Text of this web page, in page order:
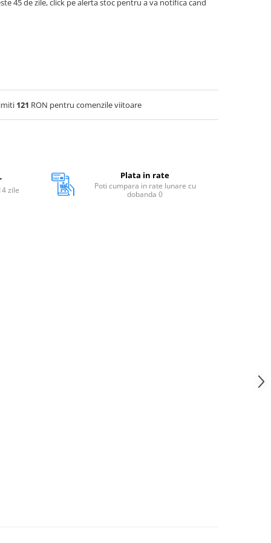
45 de zile, click pe alerta stoc pentru a va notifica cand
121 RON pentru comenzile viitoare
zile
Plata in rate
Poti cumpara in rate lunare cu
dobanda 0